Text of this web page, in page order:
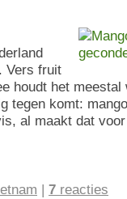
Vers fruit
houdt het
tegen komt:
al maakt dat
| 7 reacties